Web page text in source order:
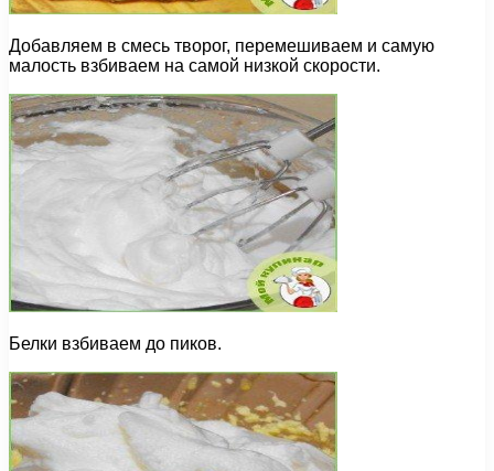
Добавляем в смесь творог, перемешиваем и самую
малость взбиваем на самой низкой скорости.
Белки взбиваем до пиков.